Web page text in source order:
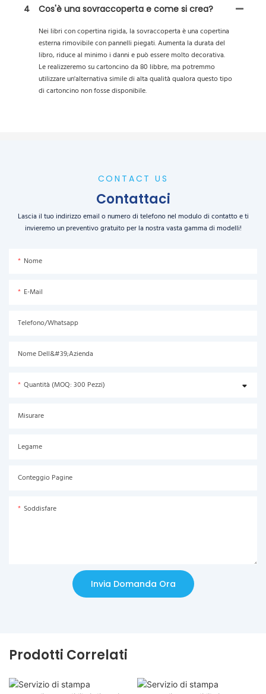
4
Cos'è una sovraccoperta e come si crea?
Nei libri con copertina rigida, la sovraccoperta è una copertina
esterna rimovibile con pannelli piegati. Aumenta la durata del
libro, riduce al minimo i danni e può essere molto decorativa.
Le realizzeremo su cartoncino da 80 libbre, ma potremmo
utilizzare un'alternativa simile di alta qualità qualora questo tipo
di cartoncino non fosse disponibile.
CONTACT US
Contattaci
Lascia il tuo indirizzo email o numero di telefono nel modulo di contatto e ti
invieremo un preventivo gratuito per la nostra vasta gamma di modelli!
Nome
E-Mail
Telefono/Whatsapp
Nome Dell&#39;azienda
Quantità (MOQ: 300 Pezzi)
Misurare
Legame
Conteggio Pagine
Soddisfare
Invia Domanda Ora
Prodotti Correlati